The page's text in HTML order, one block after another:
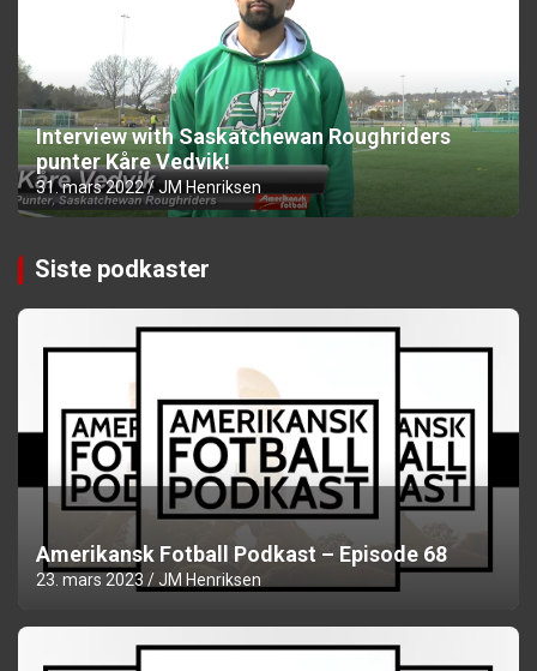
Interview with Saskatchewan Roughriders
punter Kåre Vedvik!
31. mars 2022 JM Henriksen
Siste podkaster
Amerikansk Fotball Podkast – Episode 68
23. mars 2023 JM Henriksen